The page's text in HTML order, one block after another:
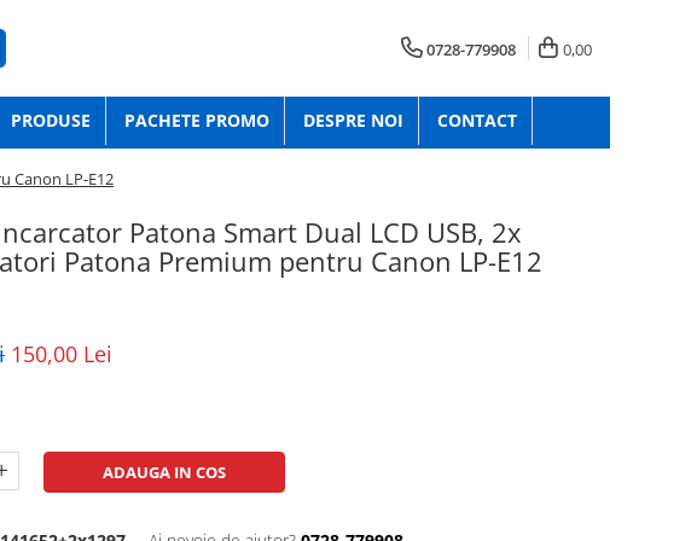
0728-779908 0,00
PRODUSE PACHETE PROMO DESPRE NOI CONTACT
Canon LP-E12
Patona Smart Dual LCD USB, 2x
Patona Premium pentru Canon LP-E12
150,00 Lei
ADAUGA IN COS